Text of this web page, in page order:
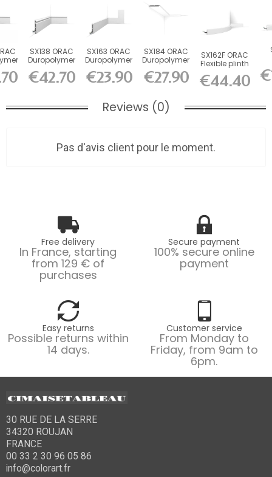
SX138 ORAC
Duropolymer
Skirting
Board L200...
€42.70
SX163 ORAC
Duropolymer
Board L200 x
H10.1...
€23.90
SX184 ORAC
Duropolymer
Skirting
Board L200...
€27.90
SX162F ORAC
Flexible plinth
Flex L200 x
H4...
€44.40
Reviews (0)
Pas d'avis client pour le moment.
Free delivery
In France, starting
from 129 € of
purchases
Secure payment
100% secure online
payment
Easy returns
Possible returns within
14 days.
Customer service
From Monday to
Friday, from 9am to
6pm.
30 RUE DE LA SERRE
34320 ROUJAN
FRANCE
00 33 2 30 96 05 86
info@colorart.fr